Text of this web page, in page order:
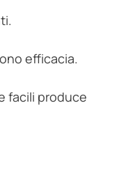
efficacia.
facili produce